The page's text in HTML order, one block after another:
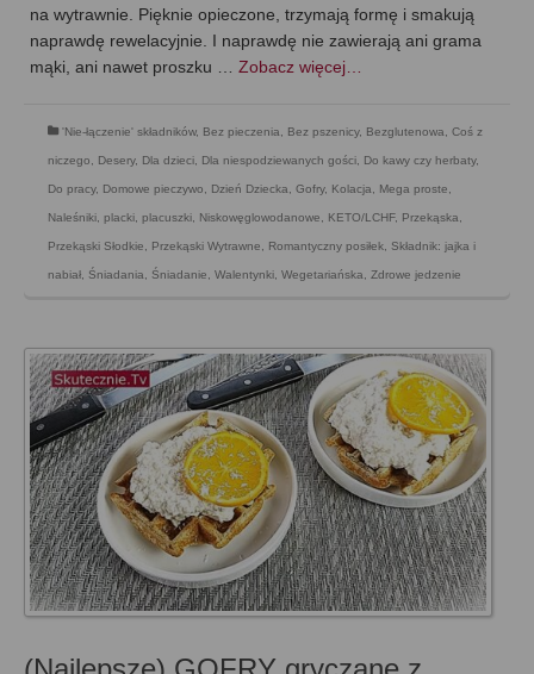
na wytrawnie. Pięknie opieczone, trzymają formę i smakują
naprawdę rewelacyjnie. I naprawdę nie zawierają ani grama
mąki, ani nawet proszku … Zobacz więcej…
'Nie-łączenie' składników, Bez pieczenia, Bez pszenicy, Bezglutenowa, Coś z
niczego, Desery, Dla dzieci, Dla niespodziewanych gości, Do kawy czy herbaty,
Do pracy, Domowe pieczywo, Dzień Dziecka, Gofry, Kolacja, Mega proste,
Naleśniki, placki, placuszki, Niskowęglowodanowe, KETO/LCHF, Przekąska,
Przekąski Słodkie, Przekąski Wytrawne, Romantyczny posiłek, Składnik: jajka i
nabiał, Śniadania, Śniadanie, Walentynki, Wegetariańska, Zdrowe jedzenie